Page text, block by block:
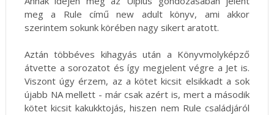
meg a Rule című new adult könyv, ami akkor
szerintem sokunk körében nagy sikert aratott.
Aztán többéves kihagyás után a Könyvmolyképző
átvette a sorozatot és így megjelent végre a Jet is.
Viszont úgy érzem, az a kötet kicsit elsikkadt a sok
újabb NA mellett - már csak azért is, mert a második
kötet kicsit kakukktojás, hiszen nem Rule családjáról